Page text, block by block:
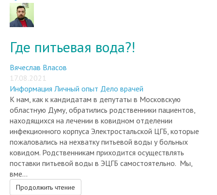
Где питьевая вода?!
Вячеслав Власов
17.08.2021
Информация Личный опыт Дело врачей
К нам, как к кандидатам в депутаты в Московскую
областную Думу, обратились родственники пациентов,
находящихся на лечении в ковидном отделении
инфекционного корпуса Электростальской ЦГБ, которые
пожаловались на нехватку питьевой воды у больных
ковидом. Родственникам приходится осуществлять
поставки питьевой воды в ЭЦГБ самостоятельно. Мы,
вме...
Продолжить чтение